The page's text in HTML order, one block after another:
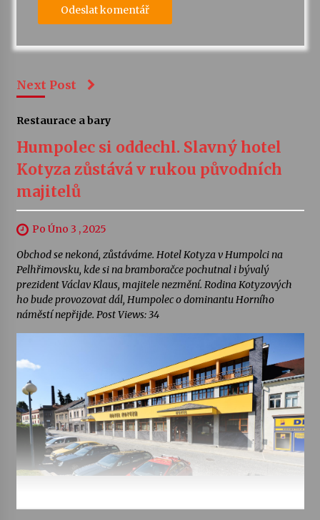
Next Post
Restaurace a bary
Humpolec si oddechl. Slavný hotel
Kotyza zůstává v rukou původních
majitelů
Po Úno 3 , 2025
Obchod se nekoná, zůstáváme. Hotel Kotyza v Humpolci na
Pelhřimovsku, kde si na bramboračce pochutnal i bývalý
prezident Václav Klaus, majitele nezmění. Rodina Kotyzových
ho bude provozovat dál, Humpolec o dominantu Horního
náměstí nepřijde. Post Views: 34